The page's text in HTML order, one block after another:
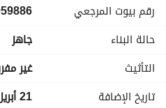
معلن عنها من قبل سار
السعر الاجمالي 5,750,000
للتواصل ابو فهد
رقم بيوت المرجعي
حالة البناء
جاهز
التأثيث
غير
تاريخ الإضافة
21 أبريل 2026